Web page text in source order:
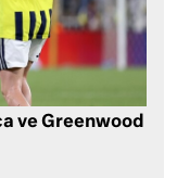
ve Greenwood